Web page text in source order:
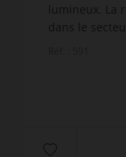
lumineux. La
dans le